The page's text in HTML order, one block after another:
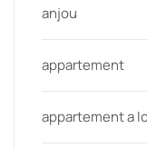
anjou
appartement
appartement a